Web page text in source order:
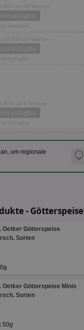
€ vor 19 Wochen
verfügbar
verfügbar
€ vor 24 Wochen
verfügbar
verfügbar
€ vor 8 Wochen
verfügbar
verfügbar
um regionale
- Götterspeise
Oetker Götterspeise
Sorten
Oetker Götterspeise Minis
Sorten
50g